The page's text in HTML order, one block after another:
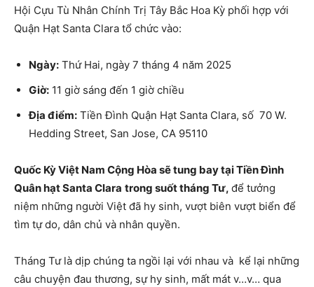
Hội Cựu Tù Nhân Chính Trị Tây Bắc Hoa Kỳ phối hợp với
Quận Hạt Santa Clara tổ chức vào:
Ngày: Thứ Hai, ngày 7 tháng 4 năm 2025
Giờ: 11 giờ sáng đến 1 giờ chiều
Địa điểm: Tiền Đình Quận Hạt Santa Clara, số 70 W.
Hedding Street, San Jose, CA 95110
Quốc Kỳ Việt Nam Cộng Hòa sẽ tung bay tại Tiền Đình
Quân hạt Santa Clara trong suốt tháng Tư, để tưởng
niệm những người Việt đã hy sinh, vượt biên vượt biển để
tìm tự do, dân chủ và nhân quyền.
Tháng Tư là dịp chúng ta ngồi lại với nhau và kể lại những
câu chuyện đau thương, sự hy sinh, mất mát v…v… qua